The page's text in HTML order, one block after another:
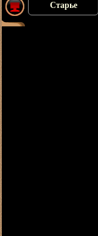
Старье